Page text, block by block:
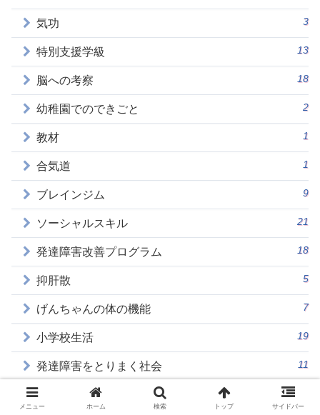
気功 3
特別支援学級 13
脳への考察 18
幼稚園でのできごと 2
教材 1
合気道 1
ブレインジム 9
ソーシャルスキル 21
発達障害改善プログラム 18
抑肝散 5
げんちゃんの体の機能 7
小学校生活 19
発達障害をとりまく社会 11
遅発性アレルギー
メニュー ホーム 検索 トップ サイドバー